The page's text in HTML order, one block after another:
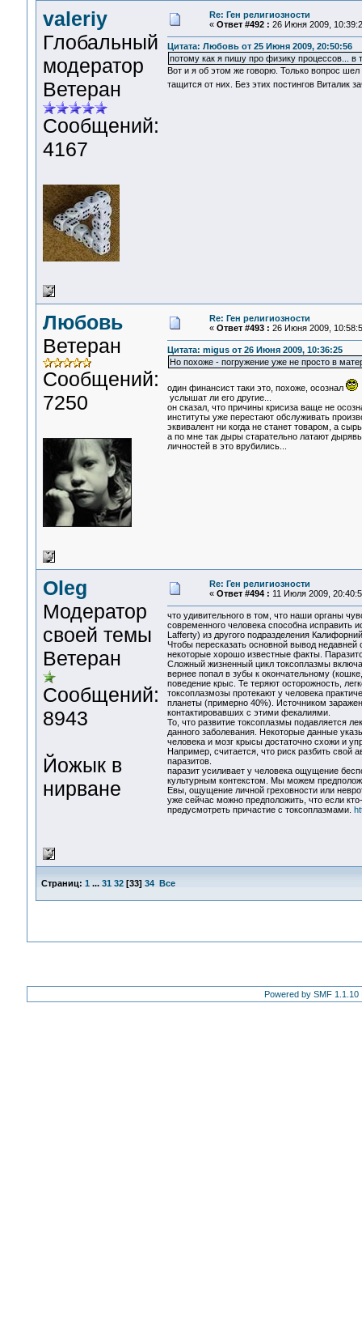
valeriy
Глобальный
модератор
Ветеран
Сообщений:
4167
Re: Ген религиозности
« Ответ #492 : 26 Июня 2009,
Цитата: Любовь от 25 Июня 2009, 20:50:56
потому как я пишу про физику процессов... в
Вот и я об этом же говорю. Только вопрос
тащится от них. Без этих постингов Виталик
Любовь
Ветеран
Сообщений:
7250
Re: Ген религиозности
« Ответ #493 : 26 Июня 2009,
Цитата: migus от 26 Июня 2009, 10:36:25
Но похоже - погружение уже не просто в
один финансист таки это, похоже, осознал
услышат ли его другие...
он сказал, что причины крисиза ваще не
институты уже перестают обслуживать
эквивалент ни когда не станет товаром, а
а по мне так дыры старательно латают
личностей в это врубились...
Oleg
Модератор
своей темы
Ветеран
Сообщений:
8943
Йожык в
нирване
Re: Ген религиозности
« Ответ #494 : 11 Июля 2009,
что удивительного в том, что наши органы
современного человека способна исправить
Lafferty) из другого подразделения
Чтобы пересказать основной вывод
некоторые хорошо известные факты.
Сложный жизненный цикл токсоплазмы
вернее попал в зубы к окончательному
поведение крыс. Те теряют осторожность,
токсоплазмозы протекают у человека
планеты (примерно 40%). Источником
контактировавших с этими фекалиями.
То, что развитие токсоплазмы подавляется
данного заболевания. Некоторые данные
человека и мозг крысы достаточно схожи и
Например, считается, что риск разбить свой
паразитов.
паразит усиливает у человека ощущение
культурным контекстом. Мы можем
Евы, ощущение личной греховности или
уже сейчас можно предположить, что если
предусмотреть причастие с токсоплазмами.
Страниц: 1 ... 31 32[33] 34 Все
Powered by SMF 1.1.10